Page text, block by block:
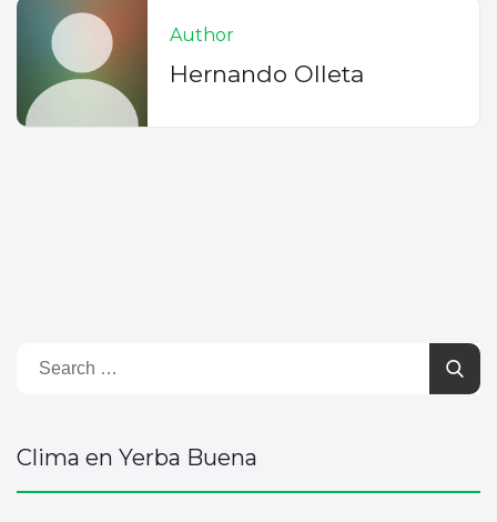
Author
Hernando Olleta
Clima en Yerba Buena